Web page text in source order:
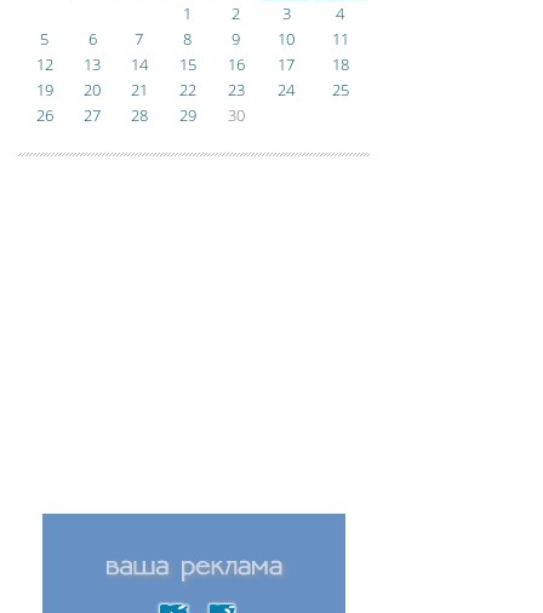
1
2 3
4
5
6 7 8 9 10
11
12
13 14 15 16 17
18
19
20 21 22 23 24
25
26
27 28 29 30